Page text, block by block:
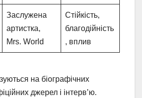
Заслужена
артистка,
Mrs. World
Стійкість,
благодійність
, вплив
на біографічних
джерел і інтерв’ю.